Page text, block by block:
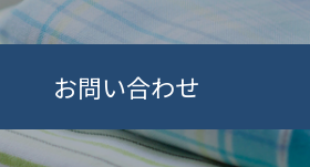
お問い合わせ